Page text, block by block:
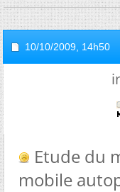
10/10/2009, 14h50
Etude du
mobile